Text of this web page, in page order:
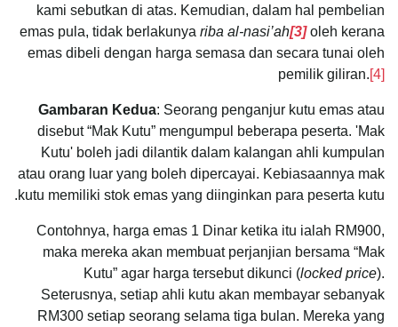
kami sebutkan di atas. Kemudian, dalam hal pembelian
emas pula, tidak berlakunya riba al-nasi’ah[3]oleh kerana
emas dibeli dengan harga semasa dan secara tunai oleh
pemilik giliran.[4]
Gambaran Kedua: Seorang penganjur kutu emas atau
disebut “Mak Kutu” mengumpul beberapa peserta. 'Mak
Kutu' boleh jadi dilantik dalam kalangan ahli kumpulan
atau orang luar yang boleh dipercayai. Kebiasaannya mak
kutu memiliki stok emas yang diinginkan para peserta kutu.
Contohnya, harga emas 1 Dinar ketika itu ialah RM900,
maka mereka akan membuat perjanjian bersama “Mak
Kutu” agar harga tersebut dikunci (locked price).
Seterusnya, setiap ahli kutu akan membayar sebanyak
RM300 setiap seorang selama tiga bulan. Mereka yang